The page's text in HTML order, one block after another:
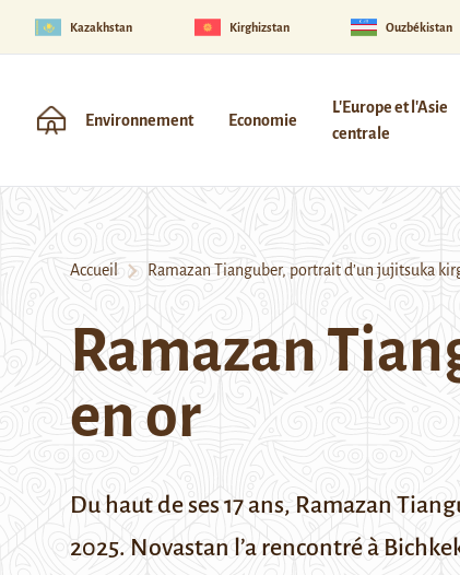
Kazakhstan Kirghizstan Ouzbékistan
Environnement Economie
L'Europe et l'Asie
centrale
Accueil Ramazan Tianguber, portrait d’un jujitsuka
Ramazan
en or
Du haut de ses 17 ans, Ramazan
2025. Novastan l’a rencontré à